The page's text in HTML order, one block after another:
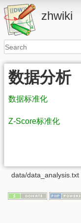
zhwiki
数据分析
数据标准化
Z-Score标准化
data/data_analysis.txt